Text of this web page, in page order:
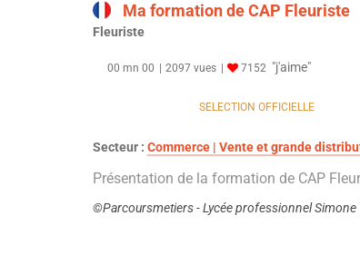
Ma formation de CAP Fleuriste
Fleuriste
00 mn 00 2097 vues 7152 "j'aime"
SELECTION OFFICIELLE
Secteur : Commerce | Vente et grande
Présentation de la formation de CAP
©Parcoursmetiers - Lycée professionnel Simone